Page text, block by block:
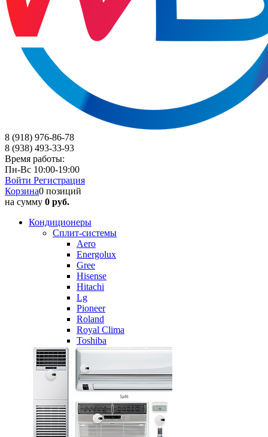
8 (918) 976-86-78
8 (938) 493-33-93
Время работы:
Пн-Вс 10:00-19:00
Войти Регистрация
Корзина0 позиций
на сумму 0 руб.
Кондиционеры
Сплит-системы
Aero
Energolux
Gree
Hisense
Hitachi
Lg
Pioneer
Roland
Royal Clima
Toshiba